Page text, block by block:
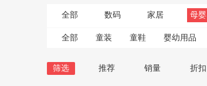
全部 数码 家居 母婴
全部 童装 童鞋 婴幼用品
筛选 推荐 销量 折扣